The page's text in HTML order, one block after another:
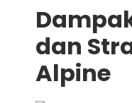
dan
Alpine